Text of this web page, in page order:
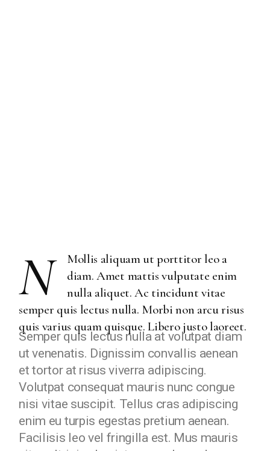
N
Mollis aliquam ut porttitor leo a
diam. Amet mattis vulputate enim
nulla aliquet. Ac tincidunt vitae
semper quis lectus nulla. Morbi non arcu risus
quis varius quam quisque. Libero justo laoreet.
Semper quis lectus nulla at volutpat diam
ut venenatis. Dignissim convallis aenean
et tortor at risus viverra adipiscing.
Volutpat consequat mauris nunc congue
nisi vitae suscipit. Tellus cras adipiscing
enim eu turpis egestas pretium aenean.
Facilisis leo vel fringilla est. Mus mauris